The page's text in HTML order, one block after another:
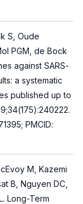
S, Oude
PGM, de Bock
against SARS-
a systematic
published up to
PMCID:
M, Kazemi
B, Nguyen DC,
Long-Term